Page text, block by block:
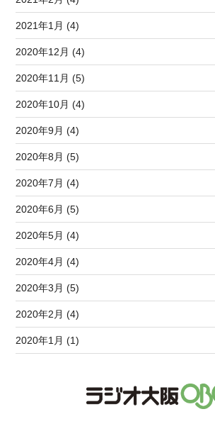
2021年1月 (4)
2020年12月 (4)
2020年11月 (5)
2020年10月 (4)
2020年9月 (4)
2020年8月 (5)
2020年7月 (4)
2020年6月 (5)
2020年5月 (4)
2020年4月 (4)
2020年3月 (5)
2020年2月 (4)
2020年1月 (1)